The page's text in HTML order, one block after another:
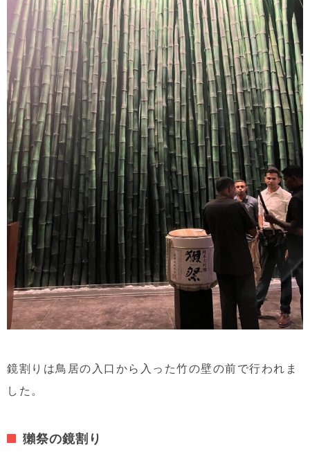
鏡割りは鳥居の入口から入った竹の壁の前で行われま
した。
獺祭の鏡割り